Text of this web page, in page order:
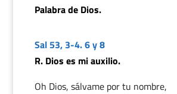
Palabra de Dios.
Sal 53, 3-4. 6 y 8
R. Dios es mi auxilio.
Oh Dios, sálvame por tu nombre,